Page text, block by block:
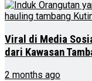
Viral di Media
dari Kawasan
2 months ago